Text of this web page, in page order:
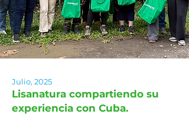
Julio, 2025
Lisanatura compartiendo su
experiencia con Cuba.